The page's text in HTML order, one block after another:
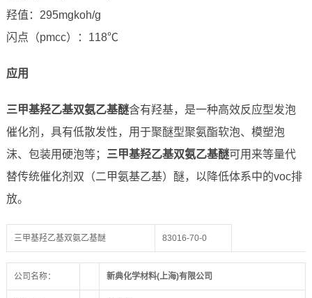
羟值：295mgkoh/g
闪点（pmcc）：118℃
应用
三甲基羟乙基双氨乙基醚含有羟基，是一种高效反应型发泡
催化剂，具有低散发性，用于聚醚型聚氨酯软泡、模塑泡
沫、包装用硬泡等； 三甲基羟乙基双氨乙基醚可用来等量代
替传统催化剂双（二甲氨基乙基）醚，以降低体系中的voc排
放。
三甲基羟乙基双氨乙基醚 83016-70-0
公司名称： 新典化学材料(上海)有限公司